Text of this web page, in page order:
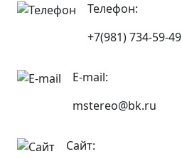
Телефон:
+7(981) 734-59-49
E-mail:
mstereo@bk.ru
Сайт: